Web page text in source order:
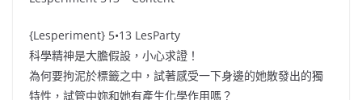
{Lesperiment} 5•13 LesParty
科學精神是大膽假設，小心求證！
為何要拘泥於標籤之中，試著感受一下身邊的她散發出的獨
特性，試管中妳和她有產生化學作用嗎？